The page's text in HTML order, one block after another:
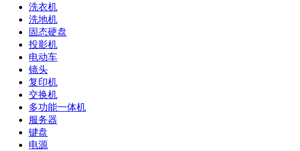
洗衣机
洗地机
固态硬盘
投影机
电动车
镜头
复印机
交换机
多功能一体机
服务器
键盘
电源